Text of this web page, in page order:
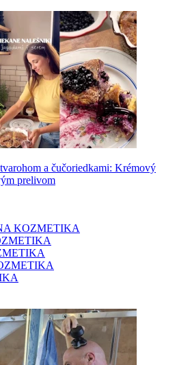
a čučoriedkami: Krémový
prelivom
KOZMETIKA